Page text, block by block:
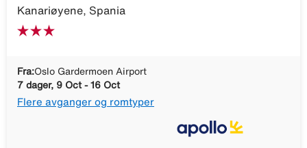
Kanariøyene, Spania
Fra:Oslo Gardermoen Airport
7 dager, 9 Oct - 16 Oct
Flere avganger og romtyper